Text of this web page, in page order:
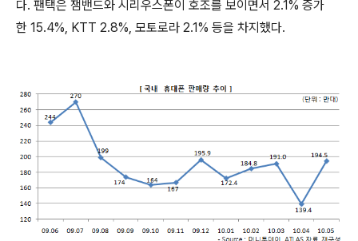
다. 팬택은 잼밴드와 시리우스폰이 호조를 보이면서 2.1% 증가
한 15.4%, KTT 2.8%, 모토로라 2.1% 등을 차지했다.